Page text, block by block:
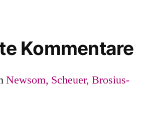
Kommentare
Newsom, Scheuer, Brosius-